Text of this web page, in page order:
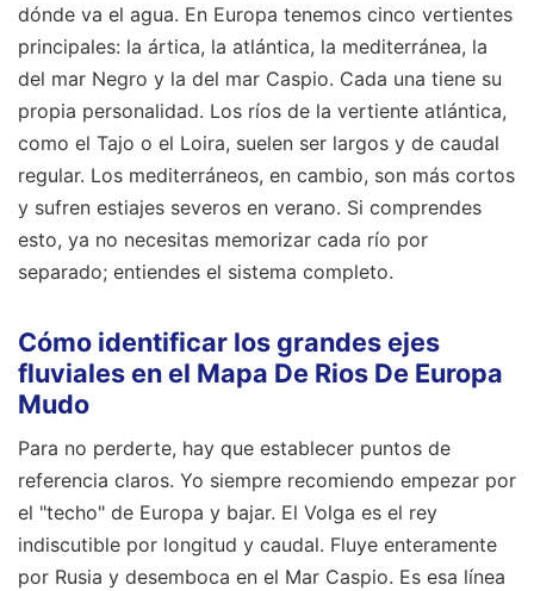
dónde va el agua. En Europa tenemos cinco vertientes
principales: la ártica, la atlántica, la mediterránea, la
del mar Negro y la del mar Caspio. Cada una tiene su
propia personalidad. Los ríos de la vertiente atlántica,
como el Tajo o el Loira, suelen ser largos y de caudal
regular. Los mediterráneos, en cambio, son más cortos
y sufren estiajes severos en verano. Si comprendes
esto, ya no necesitas memorizar cada río por
separado; entiendes el sistema completo.
Cómo identificar los grandes ejes
fluviales en el Mapa De Rios De Europa
Mudo
Para no perderte, hay que establecer puntos de
referencia claros. Yo siempre recomiendo empezar por
el "techo" de Europa y bajar. El Volga es el rey
indiscutible por longitud y caudal. Fluye enteramente
por Rusia y desemboca en el Mar Caspio. Es esa línea